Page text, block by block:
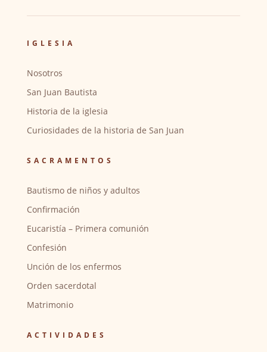
IGLESIA
Nosotros
San Juan Bautista
Historia de la iglesia
Curiosidades de la historia de San Juan
SACRAMENTOS
Bautismo de niños y adultos
Confirmación
Eucaristía – Primera comunión
Confesión
Unción de los enfermos
Orden sacerdotal
Matrimonio
ACTIVIDADES